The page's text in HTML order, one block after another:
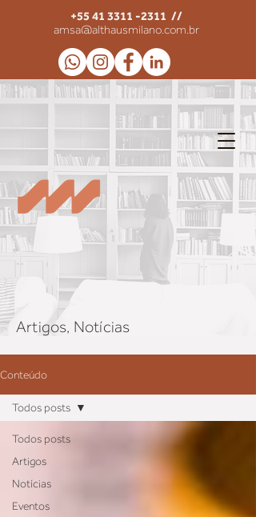
+55 41 3311 -2311 //
amsa@althausmilano.com.br
Artigos, Notícias
Conteúdo
Todos posts
Artigos
Notícias
Eventos
Todos posts